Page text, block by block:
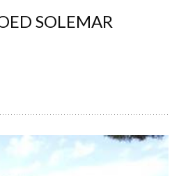
SOLEMAR